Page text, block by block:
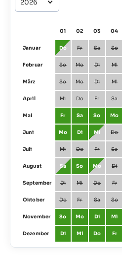
01 02 03 04
Januar Do Fr Sa So
Februar So Mo Di Mi
März So Mo Di Mi
April Mi Do Fr Sa
Mai Fr Sa So Mo
Juni Mo Di Mi Do
Juli Mi Do Fr Sa
August Sa So Mo Di
September Di Mi Do Fr
Oktober Do Fr Sa So
November So Mo Di Mi
Dezember Di Mi Do Fr